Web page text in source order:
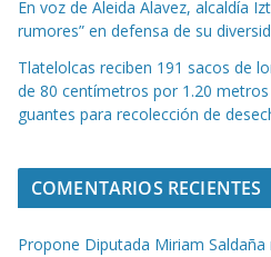
En voz de Aleida Alavez, alcaldía
rumores” en defensa de su
Tlatelolcas reciben 191 sacos de
de 80 centímetros por 1.20
guantes para recolección de
COMENTARIOS RECIENTES
Propone Diputada Miriam